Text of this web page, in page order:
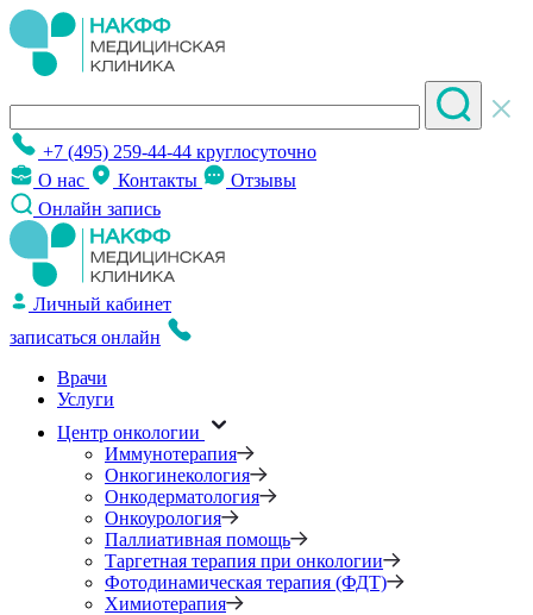
+7 (495) 259-44-44 круглосуточно
О нас
Контакты
Отзывы
Онлайн запись
Личный кабинет
записаться онлайн
Врачи
Услуги
Центр онкологии
Иммунотерапия
Онкогинекология
Онкодерматология
Онкоурология
Паллиативная помощь
Таргетная терапия при онкологии
Фотодинамическая терапия (ФДТ)
Химиотерапия